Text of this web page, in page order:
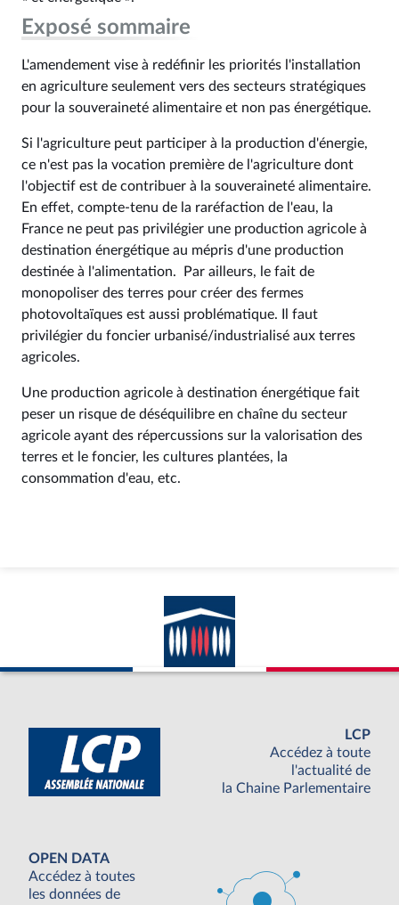
Exposé sommaire
L'amendement vise à redéfinir les priorités l'installation
en agriculture seulement vers des secteurs stratégiques
pour la souveraineté alimentaire et non pas énergétique.
Si l'agriculture peut participer à la production d'énergie,
ce n'est pas la vocation première de l'agriculture dont
l'objectif est de contribuer à la souveraineté alimentaire.
En effet, compte-tenu de la raréfaction de l'eau, la
France ne peut pas privilégier une production agricole à
destination énergétique au mépris d'une production
destinée à l'alimentation. Par ailleurs, le fait de
monopoliser des terres pour créer des fermes
photovoltaïques est aussi problématique. Il faut
privilégier du foncier urbanisé/industrialisé aux terres
agricoles.
Une production agricole à destination énergétique fait
peser un risque de déséquilibre en chaîne du secteur
agricole ayant des répercussions sur la valorisation des
terres et le foncier, les cultures plantées, la
consommation d'eau, etc.
LCP
Accédez à toute
l'actualité de
la Chaine Parlementaire
OPEN DATA
Accédez à toutes
les données de